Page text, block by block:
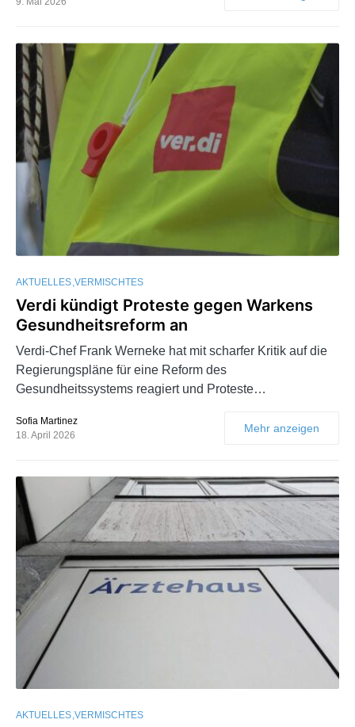
AKTUELLES VERMISCHTES
Verdi kündigt Proteste gegen Warkens
Gesundheitsreform an
Verdi-Chef Frank Werneke hat mit scharfer Kritik auf die
Regierungspläne für eine Reform des
Gesundheitssystems reagiert und Proteste…
Sofia Martinez
18. April 2026
Mehr anzeigen
AKTUELLES VERMISCHTES